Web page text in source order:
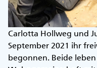
Carlotta Hollweg und
September 2021 ihr
begonnen. Beide